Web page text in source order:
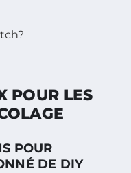
POUR LES
POUR
DE DIY